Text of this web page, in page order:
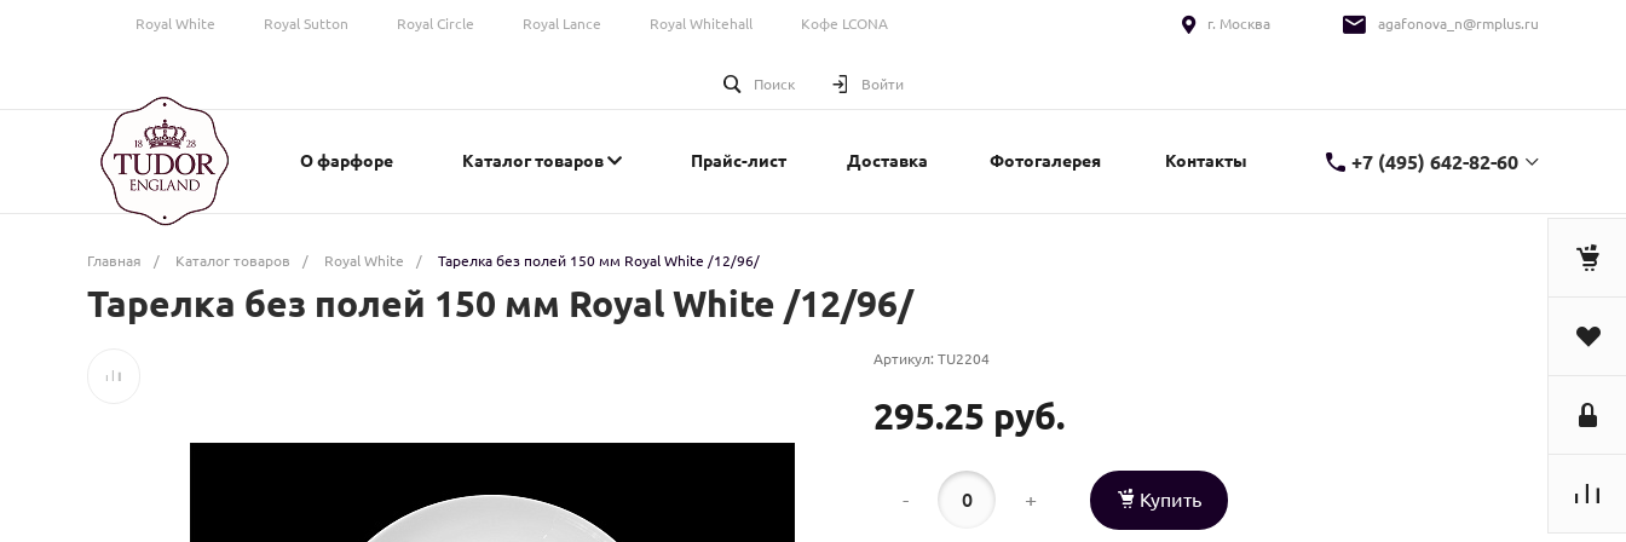
Royal White Royal Sutton Royal Circle Royal Lance Royal Whitehall Кофе LCONA г. Москва agafonova_n@rmplus.ru
Поиск Войти
О фарфоре Каталог товаров Прайс-лист Доставка Фотогалерея Контакты +7 (495) 642-82-60
Главная / Каталог товаров / Royal White / Тарелка без полей 150 мм Royal White /12/96/
Тарелка без полей 150 мм Royal White /12/96/
Артикул: TU2204
295.25 руб.
- + Купить